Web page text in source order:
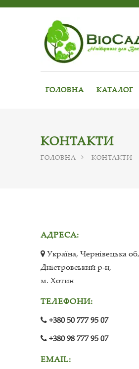
ГОЛОВНА КАТАЛОГ
КОНТАКТИ
ГОЛОВНА КОНТАКТИ
АДРЕСА:
Україна, Чернівецька
Дністровський р-н,
м. Хотин
ТЕЛЕФОНИ:
+380 50 777 95 07
+380 98 777 95 07
EMAIL: